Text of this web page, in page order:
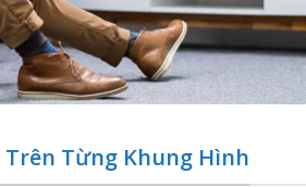
Từng Khung Hình